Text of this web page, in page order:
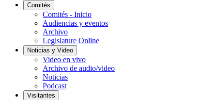
Comités
Comités - Inicio
Audiencias y eventos
Archivo
Legislature Online
Noticias y Video
Video en vivo
Archivo de audio/video
Noticias
Podcast
Visitantes